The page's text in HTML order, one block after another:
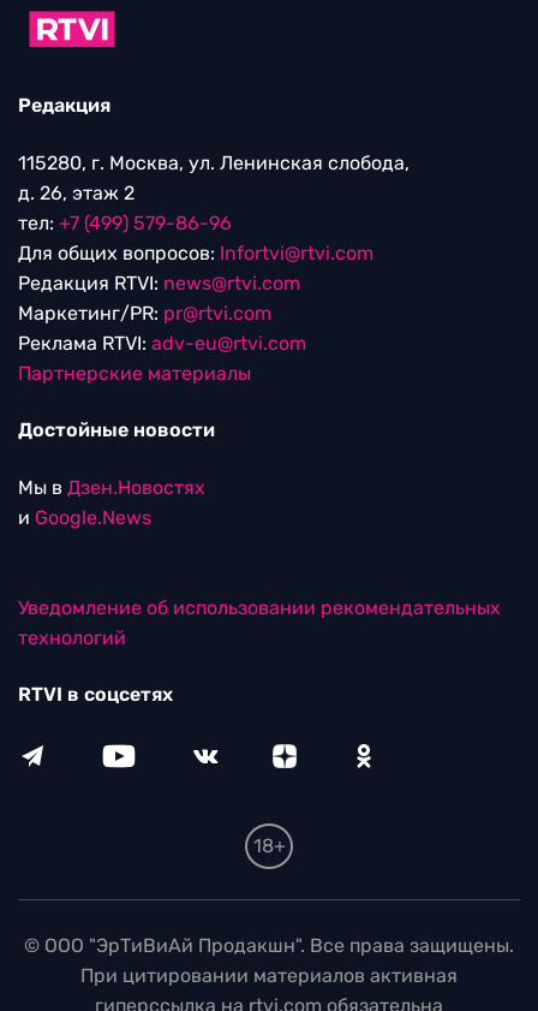
Редакция
115280, г. Москва, ул. Ленинская слобода,
д. 26, этаж 2
тел: +7 (499) 579-86-96
Для общих вопросов: Infortvi@rtvi.com
Редакция RTVI: news@rtvi.com
Маркетинг/PR: pr@rtvi.com
Реклама RTVI: adv-eu@rtvi.com
Партнерские материалы
Достойные новости
Мы в Дзен.Новостях
и Google.News
Уведомление об использовании рекомендательных
технологий
RTVI в соцсетях
18+
© ООО "ЭрТиВиАй Продакшн". Все права защищены.
При цитировании материалов активная
гиперссылка на rtvi.com обязательна